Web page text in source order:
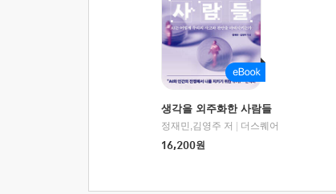
생각을 외주화한 사람들
정재민,김영주 저
더스퀘어
16,200원